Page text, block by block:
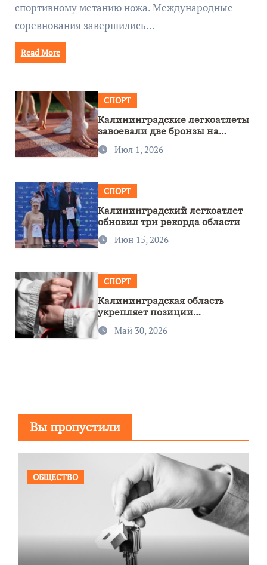
спортивному метанию ножа. Международные
соревнования завершились…
Read More
СПОРТ
Калининградские легкоатлеты
завоевали две бронзы на
первенстве России
Июл 1, 2026
СПОРТ
Калининградский легкоатлет
обновил три рекорда области
Июн 15, 2026
СПОРТ
Калининградская область
укрепляет позиции
спортивного региона
Май 30, 2026
Вы пропустили
ОБЩЕСТВО